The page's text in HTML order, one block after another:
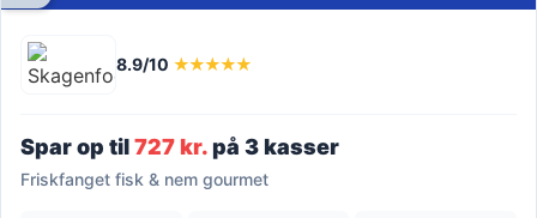
8.9/10 ★★★★★
Spar op til727 kr.på 3 kasser
Friskfanget fisk & nem gourmet